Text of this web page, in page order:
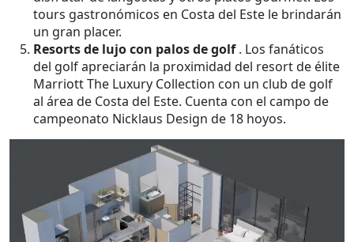
tours gastronómicos en Costa del Este le brindarán
un gran placer.
Resorts de lujo con palos de golf. Los fanáticos
del golf apreciarán la proximidad del resort de élite
Marriott The Luxury Collection con un club de golf
al área de Costa del Este. Cuenta con el campo de
campeonato Nicklaus Design de 18 hoyos.